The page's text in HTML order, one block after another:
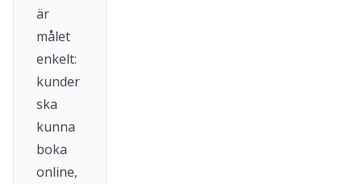
är
målet
enkelt:
kunder
ska
kunna
boka
online,